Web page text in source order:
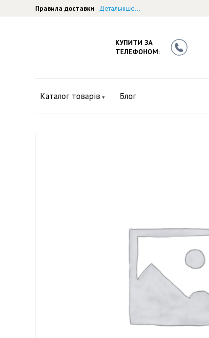
Правила доставки Детальніше...
КУПИТИ ЗА
ТЕЛЕФОНОМ:
Каталог товарів Блог